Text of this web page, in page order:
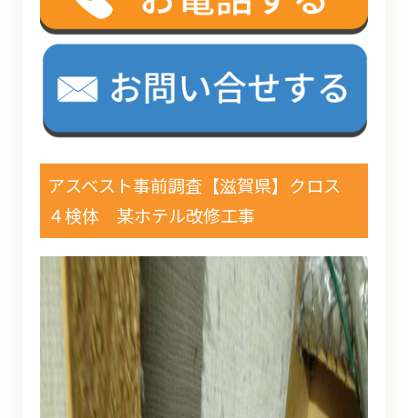
アスベスト事前調査【滋賀県】クロス
４検体 某ホテル改修工事